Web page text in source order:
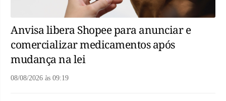
Anvisa libera Shopee para anunciar e
comercializar medicamentos após
mudança na lei
08/08/2026 às 09:19